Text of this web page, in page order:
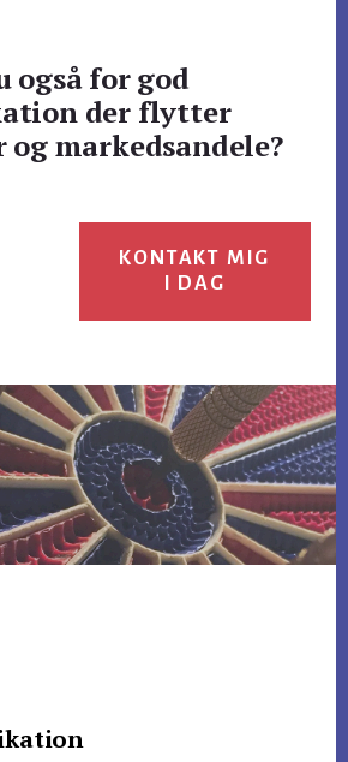
også for god
der flytter
markedsandele?
KONTAKT MIG
I DAG